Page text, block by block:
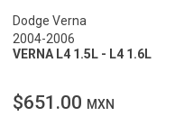
Dodge Verna
2004-2006
VERNA L4 1.5L - L4 1.6L
$651.00 MXN